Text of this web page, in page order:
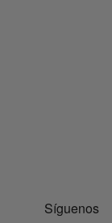
Síguenos